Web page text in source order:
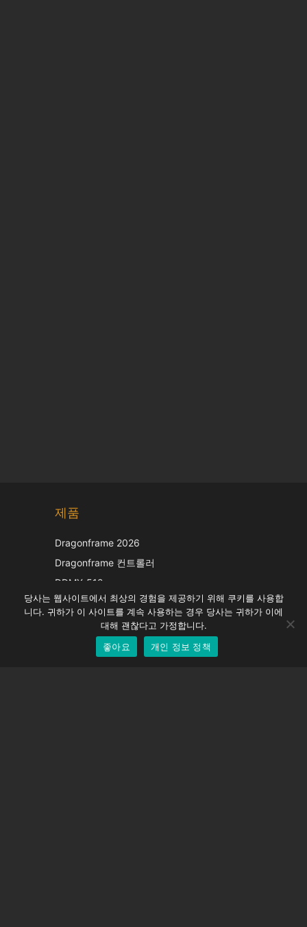
제품
Dragonframe 2026
Dragonframe 컨트롤러
DDMX-512
DMC-32
EOS LV 보정 캡
당사는 웹사이트에서 최상의 경험을 제공하기 위해 쿠키를 사용합
니다. 귀하가 이 사이트를 계속 사용하는 경우 당사는 귀하가 이에
대해 괜찮다고 가정합니다.
좋아요
개인 정보 정책
German